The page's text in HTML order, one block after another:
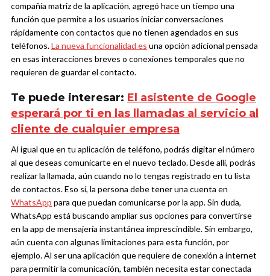
compañía matriz de la aplicación, agregó hace un tiempo una
función que permite a los usuarios iniciar conversaciones
rápidamente con contactos que no tienen agendados en sus
teléfonos.La nueva funcionalidad es una opción adicional pensada
en esas interacciones breves o conexiones temporales que no
requieren de guardar el contacto.
Te puede interesar: El asistente de Google
esperará por ti en las llamadas al servicio al
cliente de cualquier empresa
Al igual que en tu aplicación de teléfono, podrás digitar el número
al que deseas comunicarte en el nuevo teclado. Desde allí, podrás
realizar la llamada, aún cuando no lo tengas registrado en tu lista
de contactos. Eso sí, la persona debe tener una cuenta en
WhatsApp para que puedan comunicarse por la app.Sin duda,
WhatsApp está buscando ampliar sus opciones para convertirse
en la app de mensajería instantánea imprescindible. Sin embargo,
aún cuenta con algunas limitaciones para esta función, por
ejemplo. Al ser una aplicación que requiere de conexión a internet
para permitir la comunicación, también necesita estar conectada